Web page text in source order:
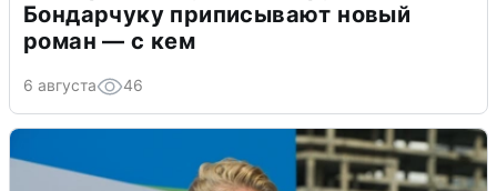
Бондарчуку приписывают новый
роман — с кем
6 августа 46